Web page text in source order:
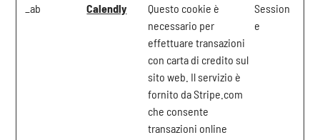
_ab Calendly
Questo cookie è
necessario per
effettuare transazioni
con carta di credito sul
sito web. Il servizio è
fornito da Stripe.com
che consente
transazioni online
Session
e